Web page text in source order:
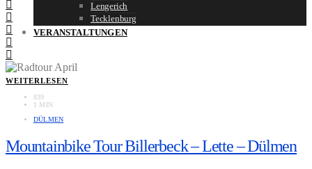
Lengerich
Tecklenburg
VERANSTALTUNGEN
WEITERLESEN
839
1 MIN
DÜLMEN
Mountainbike Tour Billerbeck – Lette – Dülmen